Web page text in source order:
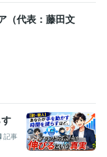
（代表：藤田文
記事